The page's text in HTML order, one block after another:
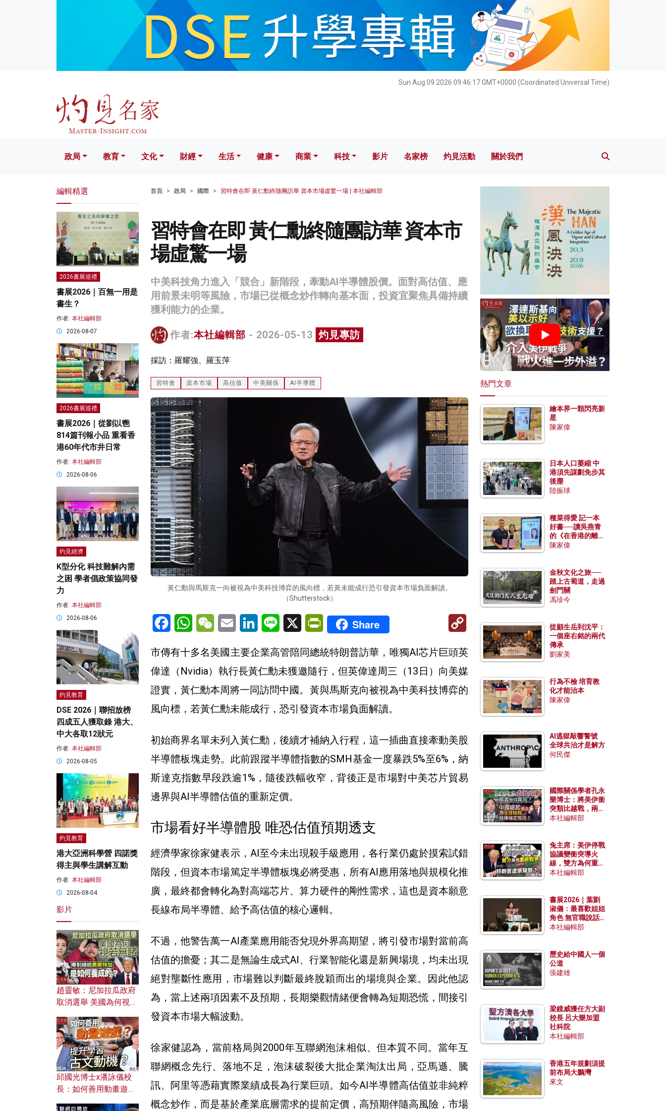
Sun Aug 09 2026 09:46:19 GMT+0000 (Coordinated Universal Time)
文化 財經 生活 健康 科技 影片 名家榜 灼見活動 關於我們
政局 教育 文化 財經 生活 健康 商業 科技 影片 名家榜 灼見活動 關於我們
首頁 政局 國際 習特會在即 黃仁勳終隨團訪華 資本市場虛驚一場 | 本社編輯部
習特會在即 黃仁勳終隨團訪華 資本市
場虛驚一場
中美科技角力進入「競合」新階段，牽動AI半導體股價。面對高估值、應
用前景未明等風險，市場已從概念炒作轉向基本面，投資宜聚焦具備持續
獲利能力的企業。
作者:本社編輯部 - 2026-05-13 灼見專訪
採訪：羅耀強、羅玉萍
習特會 資本市場 高估值 中美關係 AI半導體
黃仁勳與馬斯克一向被視為中美科技博弈的風向標，若黃未能成行恐引發資本市場負面解讀。
（Shutterstock）
FacebookWhatsAppWeChatEmail LinkedInLine X PrintFriendly
Share
Link
市傳有十多名美國主要企業高管陪同總統特朗普訪華，唯獨AI芯片巨頭英
偉達（Nvidia）執行長黃仁勳未獲邀隨行，但英偉達周三（13日）向美媒
證實，黃仁勳本周將一同訪問中國。黃與馬斯克向被視為中美科技博弈的
風向標，若黃仁勳未能成行，恐引發資本市場負面解讀。
初始商界名單未列入黃仁勳，後續才補納入行程，這一插曲直接牽動美股
半導體板塊走勢。此前跟蹤半導體指數的SMH基金一度暴跌5%至6%，納
斯達克指數早段跌逾1%，隨後跌幅收窄，背後正是市場對中美芯片貿易
邊界與AI半導體估值的重新定價。
市場看好半導體股 唯恐估值預期透支
經濟學家徐家健表示，AI至今未出現殺手級應用，各行業仍處於摸索試錯
階段，但資本市場篤定半導體板塊必將受惠，所有AI應用落地與規模化推
廣，最終都會轉化為對高端芯片、算力硬件的剛性需求，這也是資本願意
長線布局半導體、給予高估值的核心邏輯。
不過，他警告萬一AI產業應用能否兌現外界高期望，將引發市場對當前高
估值的擔憂；其二是無論生成式AI、行業智能化還是新興場境，均未出現
絕對壟斷性應用，市場難以判斷最終脫穎而出的場境與企業。因此他認
為，當上述兩項因素不及預期，長期樂觀情緒便會轉為短期恐慌，間接引
發資本市場大幅波動。
徐家健認為，當前格局與2000年互聯網泡沫相似、但本質不同。當年互
聯網概念先行、落地不足，泡沫破裂後大批企業淘汰出局，亞馬遜、騰
訊、阿里等憑藉實際業績成長為行業巨頭。如今AI半導體高估值並非純粹
概念炒作，而是基於產業底層需求的提前定價，高預期伴隨高風險，市場
編輯精選
2026書展巡禮
書展2026｜百無一用是
書生？
作者: 本社編輯部
2026-08-07
2026書展巡禮
書展2026｜從劉以鬯
814篇刊報小品 重看香
港60年代市井日常
作者: 本社編輯部
2026-08-06
灼見經濟
K型分化 科技難解內需
之困 學者倡政策協同發
力
作者: 本社編輯部
2026-08-06
灼見教育
DSE 2026｜聯招放榜
四成五人獲取錄 港大、
中大各取12狀元
作者: 本社編輯部
2026-08-05
灼見教育
港大亞洲科學營 四諾獎
得主與學生講解互動
作者: 本社編輯部
2026-08-04
影片
趙靈敏：尼加拉瓜政府
取消選舉 美國為何視若
加是如何養成的？
邱國光博士x潘詠儀校
長：如何善用動畫遊戲
熱門文章
繪本界一顆閃亮新
星
陳家偉
日本人口萎縮 中
港須先謀劃免步其
後塵
陸振球
種菜得愛 記一本
好書──讀吳燕青
的《在香港的離島
種菜》
陳家偉
金秋文化之旅──
踏上古蜀道，走過
劍門關
馮珍今
從顧生岳到沈平：
一個座右銘的兩代
傳承
劉家美
行為不檢 培育教
化才能治本
陳家偉
AI逃獄敲響警號
全球共治才是解方
何民傑
國際關係學者孔永
樂博士：將美伊衝
突類比越戰，兩者
有何異同？中國崛
本社編輯部
兔主席：美伊停戰
協議變衝突導火
線，雙方為何重啟
戰爭？伊朗一早洞
本社編輯部
書展2026｜葉劉
淑儀：最喜歡姐姐
角色 無官職說話
包袱少
本社編輯部
歷史給中國人一個
公道
張建雄
梁鏡威獲任方大副
校長 呂大樂加盟
社科院
本社編輯部
香港五年規劃須提
前布局大鵬灣
來文